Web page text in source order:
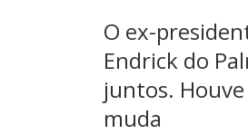
O ex-
Endrick do
juntos.
muda